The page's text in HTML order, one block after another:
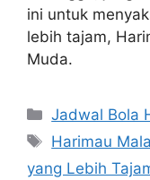
ini untuk
lebih tajam,
Muda.
Categories
Jadwal Bola
Tags
Harimau
yang Lebih